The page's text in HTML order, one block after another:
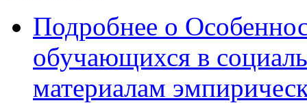
Подробнее о
обучающихся в
материалам